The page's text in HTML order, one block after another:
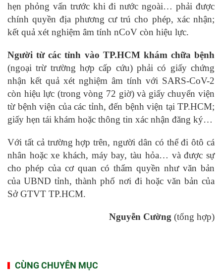
hẹn phỏng vấn trước khi đi nước ngoài… phải được
chính quyền địa phương cư trú cho phép, xác nhận;
kết quả xét nghiệm âm tính nCoV còn hiệu lực.
Người từ các tỉnh vào TP.HCM khám chữa bệnh
(ngoại trừ trường hợp cấp cứu) phải có giấy chứng
nhận kết quả xét nghiệm âm tính với SARS-CoV-2
còn hiệu lực (trong vòng 72 giờ) và giấy chuyển viện
từ bệnh viện của các tỉnh, đến bệnh viện tại TP.HCM;
giấy hẹn tái khám hoặc thông tin xác nhận đăng ký…
Với tất cả trường hợp trên, người dân có thể đi ôtô cá
nhân hoặc xe khách, máy bay, tàu hỏa… và được sự
cho phép của cơ quan có thẩm quyền như văn bản
của UBND tỉnh, thành phố nơi đi hoặc văn bản của
Sở GTVT TP.HCM.
Nguyễn Cường (tổng hợp)
CÙNG CHUYÊN MỤC